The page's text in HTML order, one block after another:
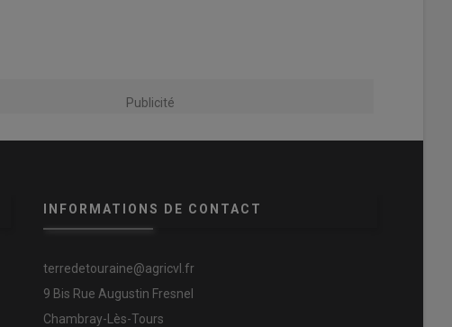
Publicité
INFORMATIONS DE CONTACT
terredetouraine@agricvl.fr
9 Bis Rue Augustin Fresnel
Chambray-Lès-Tours